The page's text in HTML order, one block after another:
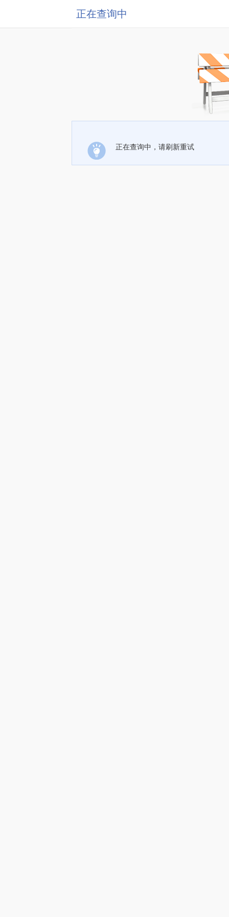
正在查询中
正在查询中，请刷新重试